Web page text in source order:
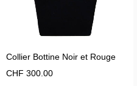
Collier Bottine Noir et Rouge
CHF 300.00